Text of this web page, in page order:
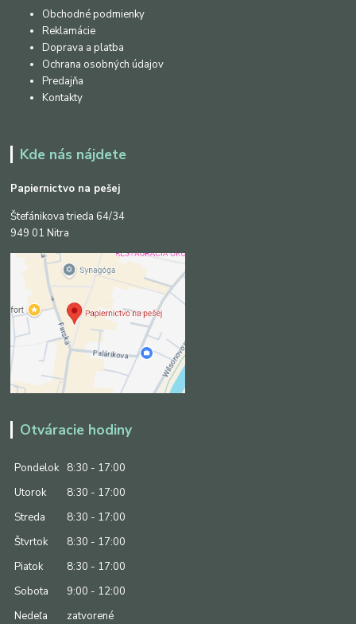
Obchodné podmienky
Reklamácie
Doprava a platba
Ochrana osobných údajov
Predajňa
Kontakty
Kde nás nájdete
Papiernictvo na pešej
Štefánikova trieda 64/34
949 01 Nitra
Otváracie hodiny
Pondelok
8:30 - 17:00
Utorok
8:30 - 17:00
Streda
8:30 - 17:00
Štvrtok
8:30 - 17:00
Piatok
8:30 - 17:00
Sobota
9:00 - 12:00
Nedeľa
zatvorené